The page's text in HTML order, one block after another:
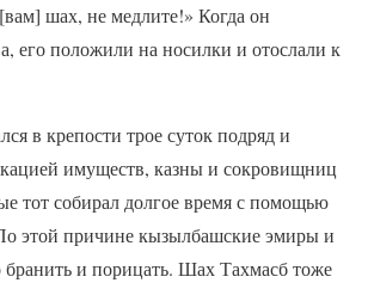
шах, не медлите!» Когда он
его положили на носилки и отослали к
в крепости трое суток подряд и
имуществ, казны и сокровищниц
тот собирал долгое время с помощью
этой причине кызылбашские эмиры и
бранить и порицать. Шах Тахмасб тоже